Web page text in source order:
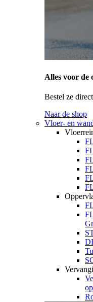
Alles voor de
Bestel ze
Naar de shop
Vloer- en